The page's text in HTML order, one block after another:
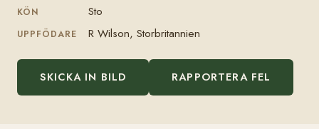
KÖN Sto
UPPFÖDARE R Wilson, Storbritannien
SKICKA IN BILD RAPPORTERA FEL